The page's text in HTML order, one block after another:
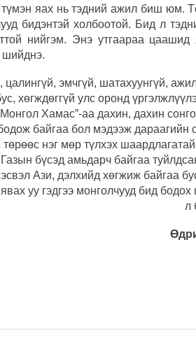
яах нь тэдний ажил биш юм.
бидэнтэй холбоотой. Бид л
нийгэм. Энэ утгаараа цаашид
шийднэ.
эмчгүй, шатахуунгүй,
хөгждөггүй улс оронд
Хамас”-аа дахин, дахин
байгаа бол мэдээж дараагийн
нэг мөр түлхэх
бүсэд амьдарч байгаа
Ази, дэлхийд хөгжиж байгаа
уу гэдгээ монголчууд бид бодох
л